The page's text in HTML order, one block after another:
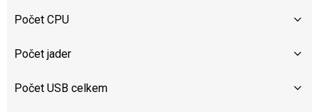
Počet CPU
Počet jader
Počet USB celkem